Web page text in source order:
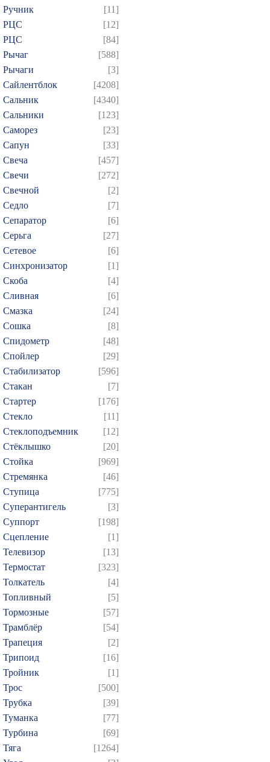
Ручник
[11]
РЦC
[12]
РЦС
[84]
Рычаг
[588]
Рычаги
[3]
Сайлентблок
[4208]
Сальник
[4340]
Сальники
[123]
Саморез
[23]
Сапун
[33]
Свеча
[457]
Свечи
[272]
Свечной
[2]
Седло
[7]
Сепаратор
[6]
Серьга
[27]
Сетевое
[6]
Синхронизатор
[1]
Скоба
[4]
Сливная
[6]
Смазка
[24]
Сошка
[8]
Спидометр
[48]
Спойлер
[29]
Стабилизатор
[596]
Стакан
[7]
Стартер
[176]
Стекло
[11]
Стеклоподъемник
[12]
Стёклышко
[20]
Стойка
[969]
Стремянка
[46]
Ступица
[775]
Суперантигель
[3]
Суппорт
[198]
Сцепление
[1]
Телевизор
[13]
Термостат
[323]
Толкатель
[4]
Топливный
[5]
Тормозные
[57]
Трамблёр
[54]
Трапеция
[2]
Трипоид
[16]
Тройник
[1]
Трос
[500]
Трубка
[39]
Туманка
[77]
Турбина
[69]
Тяга
[1264]